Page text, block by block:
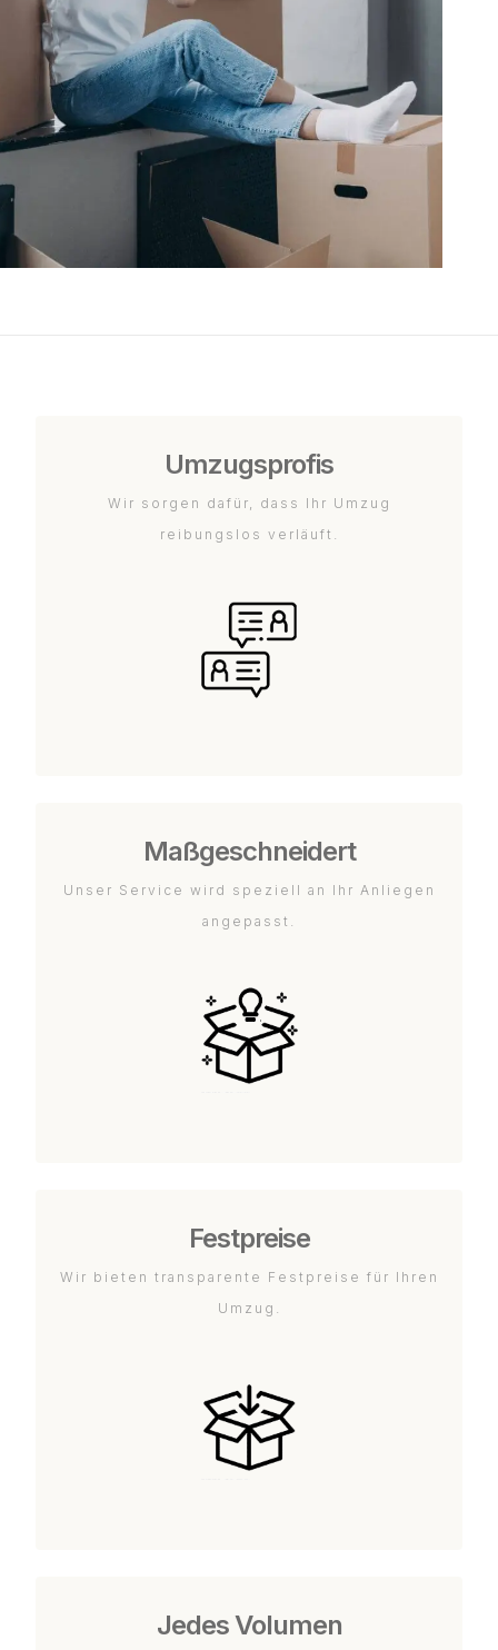
Umzugsprofis
Wir sorgen dafür, dass Ihr Umzug
reibungslos verläuft.
Maßgeschneidert
Unser Service wird speziell an Ihr Anliegen
angepasst.
Festpreise
Wir bieten transparente Festpreise für Ihren
Umzug.
Jedes Volumen